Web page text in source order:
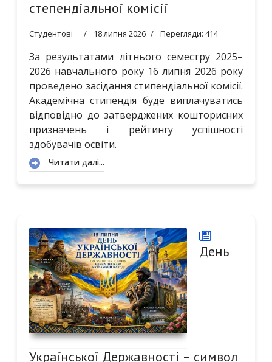
степендіальної комісії
Студентові 18 липня 2026 Перегляди: 414
За результатами літнього семестру 2025–
2026 навчального року 16 липня 2026 року
проведено засідання стипендіальної комісії.
Академічна стипендія буде виплачуватись
відповідно до затверджених кошторисних
призначень і рейтингу успішності
здобувачів освіти.
Читати далі...
День
Української Державності – символ